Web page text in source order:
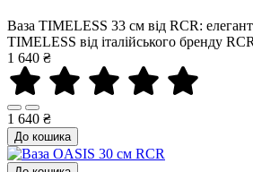
Ваза TIMELESS 33 см від RCR:
TIMELESS від італійського бренду
1 640 ₴
1 640 ₴
До кошика